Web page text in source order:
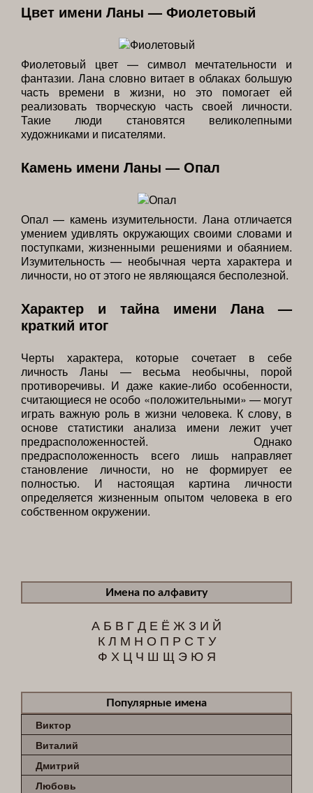
Цвет имени Ланы — Фиолетовый
Фиолетовый цвет — символ мечтательности и
фантазии. Лана словно витает в облаках большую
часть времени в жизни, но это помогает ей
реализовать творческую часть своей личности.
Такие люди становятся великолепными
художниками и писателями.
Камень имени Ланы — Опал
Опал — камень изумительности. Лана отличается
умением удивлять окружающих своими словами и
поступками, жизненными решениями и обаянием.
Изумительность — необычная черта характера и
личности, но от этого не являющаяся бесполезной.
Характер и тайна имени Лана —
краткий итог
Черты характера, которые сочетает в себе
личность Ланы — весьма необычны, порой
противоречивы. И даже какие-либо особенности,
считающиеся не особо «положительными» — могут
играть важную роль в жизни человека. К слову, в
основе статистики анализа имени лежит учет
предрасположенностей. Однако
предрасположенность всего лишь направляет
становление личности, но не формирует ее
полностью. И настоящая картина личности
определяется жизненным опытом человека в его
собственном окружении.
Имена по алфавиту
А Б В ГД Е Ё Ж З И Й
К Л М Н О П Р С Т У
Ф Х Ц Ч Ш Щ Э Ю Я
Популярные имена
Виктор
Виталий
Дмитрий
Любовь